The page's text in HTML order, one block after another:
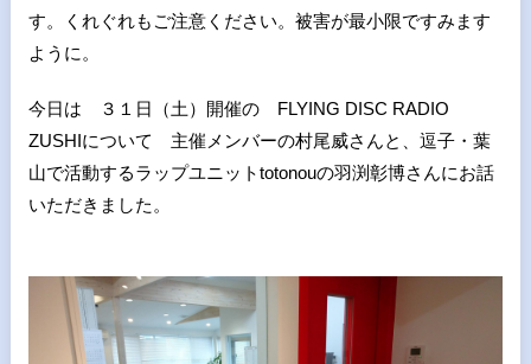
す。くれぐれもご注意ください。被害が最小限ですみます
ように。
今日は ３１日（土）開催の FLYING DISC RADIO
ZUSHIについて 主催メンバーの村尾威さんと、逗子・葉
山で活動するラップユニットtotonouの羽渕彰博さんにお話
いただきました。